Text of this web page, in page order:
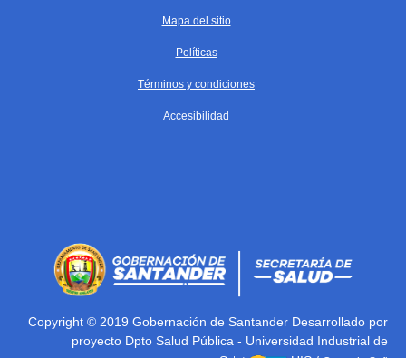
Mapa del sitio
Políticas
Términos y condiciones
Accesibilidad
Copyright © 2019 Gobernación de Santander Desarrollado por
proyecto Dpto Salud Pública - Universidad Industrial de